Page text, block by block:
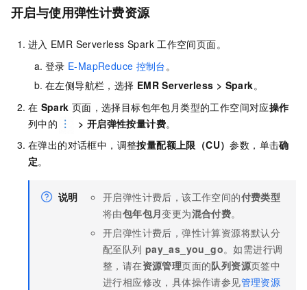
开启与使用弹性计费资源
进入 EMR Serverless Spark 工作空间页面。
登录 E-MapReduce 控制台。
在左侧导航栏，选择 EMR Serverless > Spark。
在 Spark 页面，选择目标包年包月类型的工作空间对应操作
列中的
> 开启弹性按量计费。
在弹出的对话框中，调整按量配额上限（CU）参数，单击确
定。
说明 开启弹性计费后，该工作空间的付费类型
将由包年包月变更为混合付费。
开启弹性计费后，弹性计算资源将默认分
配至队列 pay_as_you_go。如需进行调
整，请在资源管理页面的队列资源页签中
进行相应修改，具体操作请参见管理资源